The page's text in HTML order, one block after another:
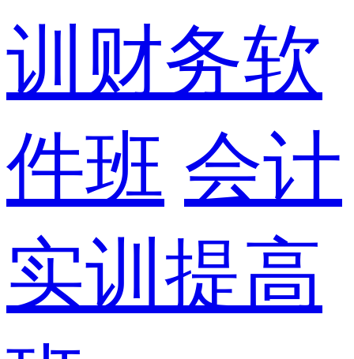
训财务软
件班 会计
实训提高